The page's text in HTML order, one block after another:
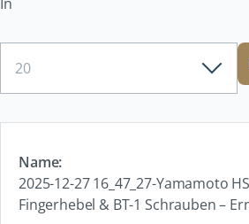
pro
2025-12-27 16_47_27-Yamamoto
Fingerhebel & BT-1 Schrauben –